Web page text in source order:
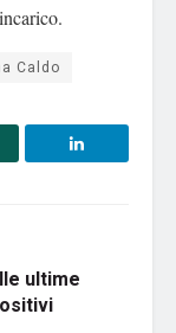
Caldo
ultime